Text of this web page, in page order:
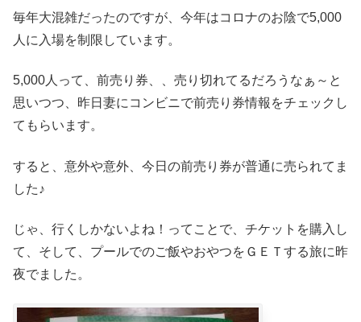
毎年大混雑だったのですが、今年はコロナのお陰で5,000
人に入場を制限しています。
5,000人って、前売り券、、売り切れてるだろうなぁ～と
思いつつ、昨日妻にコンビニで前売り券情報をチェックし
てもらいます。
すると、意外や意外、今日の前売り券が普通に売られてま
した♪
じゃ、行くしかないよね！ってことで、チケットを購入し
て、そして、プールでのご飯やおやつをＧＥＴする旅に昨
夜でました。